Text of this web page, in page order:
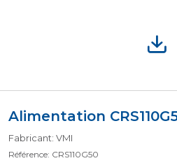
Alimentation
Fabricant: VMI
Référence: CRS110G50